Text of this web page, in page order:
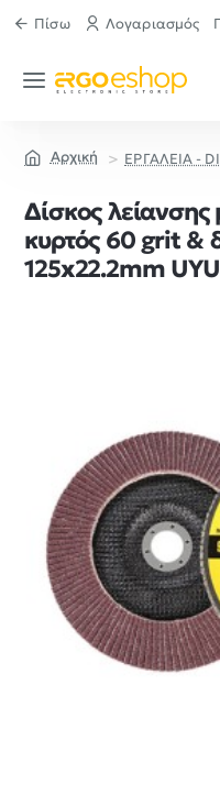
Πίσω Λογαριασμός
ΕΡΓΑΛΕΙΑ -
Δίσκος
κυρτός 60 grit &
125x22.2mm